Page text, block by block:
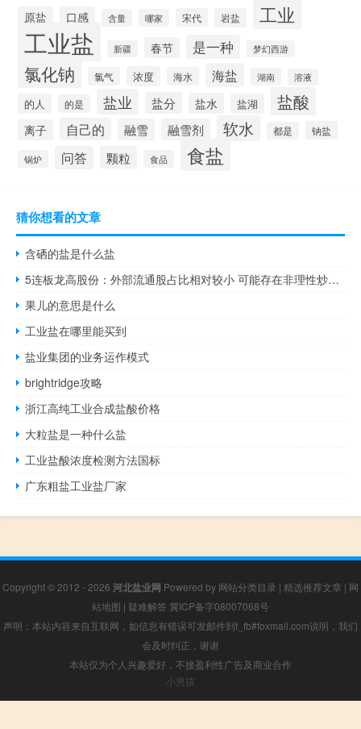
原盐 口感 含量 哪家 宋代 岩盐 工业
工业盐 新疆 春节 是一种 梦幻西游
氯化钠 氯气 浓度 海水 海盐 湖南 溶液
的人 的是 盐业 盐分 盐水 盐湖 盐酸
离子 自己的 融雪 融雪剂 软水 都是 钠盐
锅炉 问答 颗粒 食品 食盐
猜你想看的文章
含硒的盐是什么盐
5连板龙高股份：外部流通股占比相对较小 可能存在非理性炒作风险
果儿的意思是什么
工业盐在哪里能买到
盐业集团的业务运作模式
brightridge攻略
浙江高纯工业合成盐酸价格
大粒盐是一种什么盐
工业盐酸浓度检测方法国标
广东粗盐工业盐厂家
Copyright © 2012 - 2026 河北盐业网 Powered by 网站分类目录 | 精选推荐文章 | 网
站地图 | 疑难解答 冀ICP备字08007068号
声明：本站内容来自互联网，如信息有错误可发邮件到f_fb#foxmail.com说明，我们
会及时纠正，谢谢
本站仅为个人兴趣爱好，不接盈利性广告及商业合作
小男孩